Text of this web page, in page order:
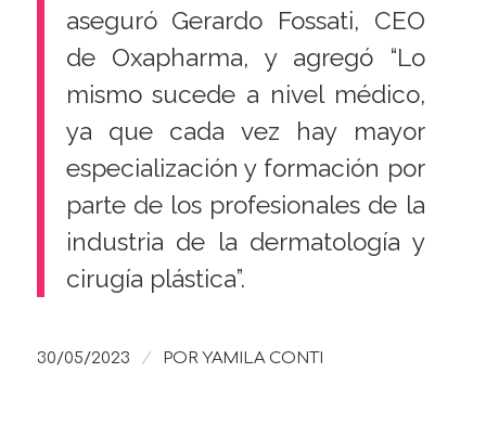
aseguró Gerardo Fossati, CEO
de Oxapharma, y agregó “Lo
mismo sucede a nivel médico,
ya que cada vez hay mayor
especialización y formación por
parte de los profesionales de la
industria de la dermatología y
cirugía plástica”.
30/05/2023 / PORYAMILA CONTI